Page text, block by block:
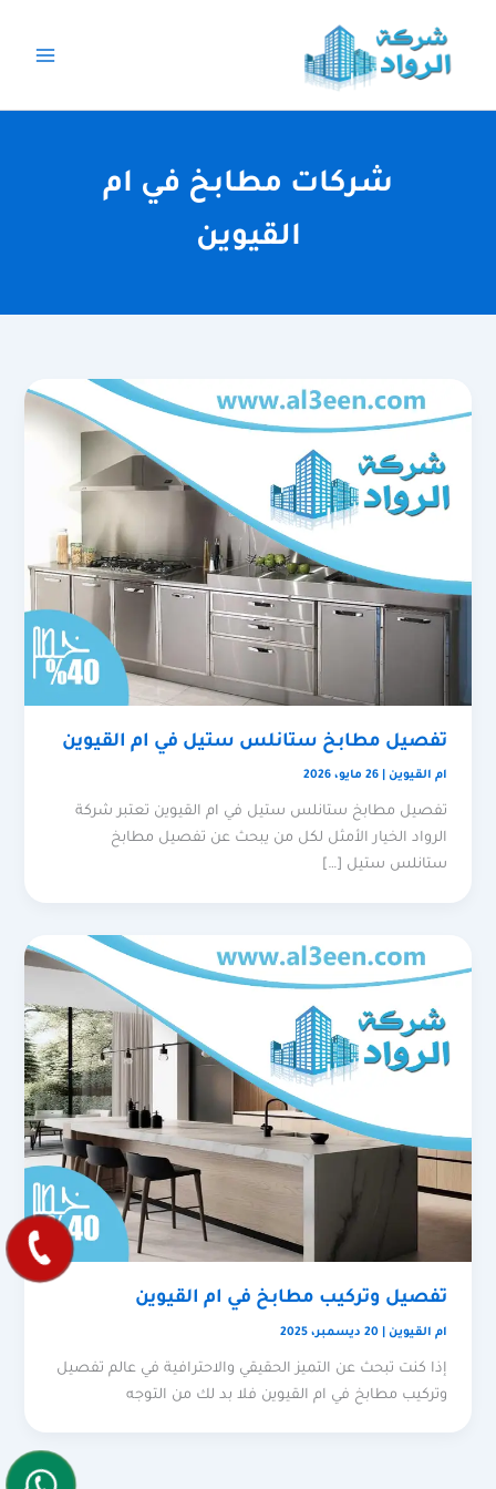
المحتوى
شركات مطابخ في ام
القيوين
تفصيل مطابخ ستانلس ستيل في ام القيوين
ام القيوين |26 مايو، 2026
تفصيل مطابخ ستانلس ستيل في ام القيوين تعتبر شركة
الرواد الخيار الأمثل لكل من يبحث عن تفصيل مطابخ
ستانلس ستيل […]
تفصيل وتركيب مطابخ في ام القيوين
ام القيوين |20 ديسمبر، 2025
إذا كنت تبحث عن التميز الحقيقي والاحترافية في عالم تفصيل
وتركيب مطابخ في ام القيوين فلا بد لك من التوجه